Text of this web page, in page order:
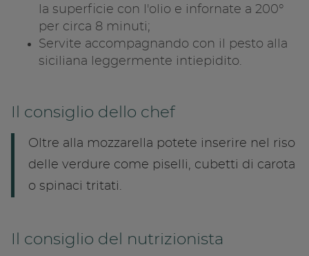
la superficie con l'olio e infornate a 200°
per circa 8 minuti;
Servite accompagnando con il pesto alla
siciliana leggermente intiepidito.
Il consiglio dello chef
Oltre alla mozzarella potete inserire nel riso
delle verdure come piselli, cubetti di carota
o spinaci tritati.
Il consiglio del nutrizionista